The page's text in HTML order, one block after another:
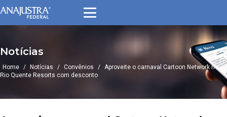
Notícias
Home / Notícias / Convênios / Aproveite o carnaval Cartoon Network no
Rio Quente Resorts com desconto